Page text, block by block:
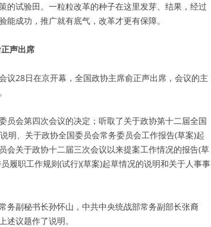
的试验田。一粒粒改革的种子在这里发芽、结果，经过
成功，推广就有底气，改革才更有保障。
声出席
议28日在京开幕，全国政协主席俞正声出席，会议的主
员会第四次会议的决定；听取了关于政协第十二届全国
明、关于政协全国委员会常务委员会工作报告(草案)起
会关于政协十二届三次会议以来提案工作情况的报告(草
履职工作规则(试行)(草案)起草情况的说明和关于人事事
务副秘书长孙怀山，中共中央统战部常务副部长张裔
述议题作了说明。